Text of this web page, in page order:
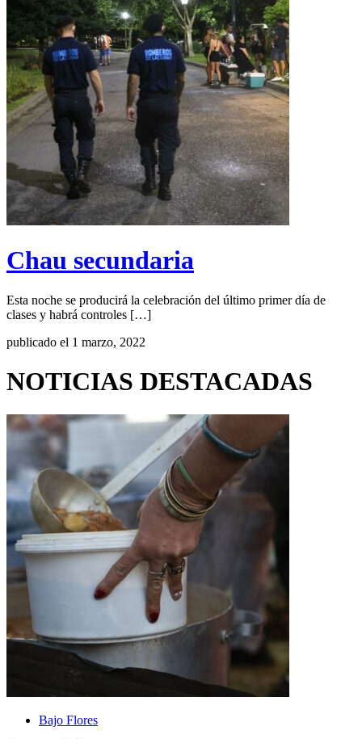
Chau secundaria
Esta noche se producirá la celebración del último primer día de
clases y habrá controles […]
publicado el 1 marzo, 2022
NOTICIAS DESTACADAS
Bajo Flores